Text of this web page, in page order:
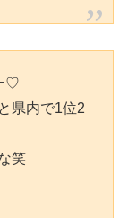
♡
県内で1位2
笑